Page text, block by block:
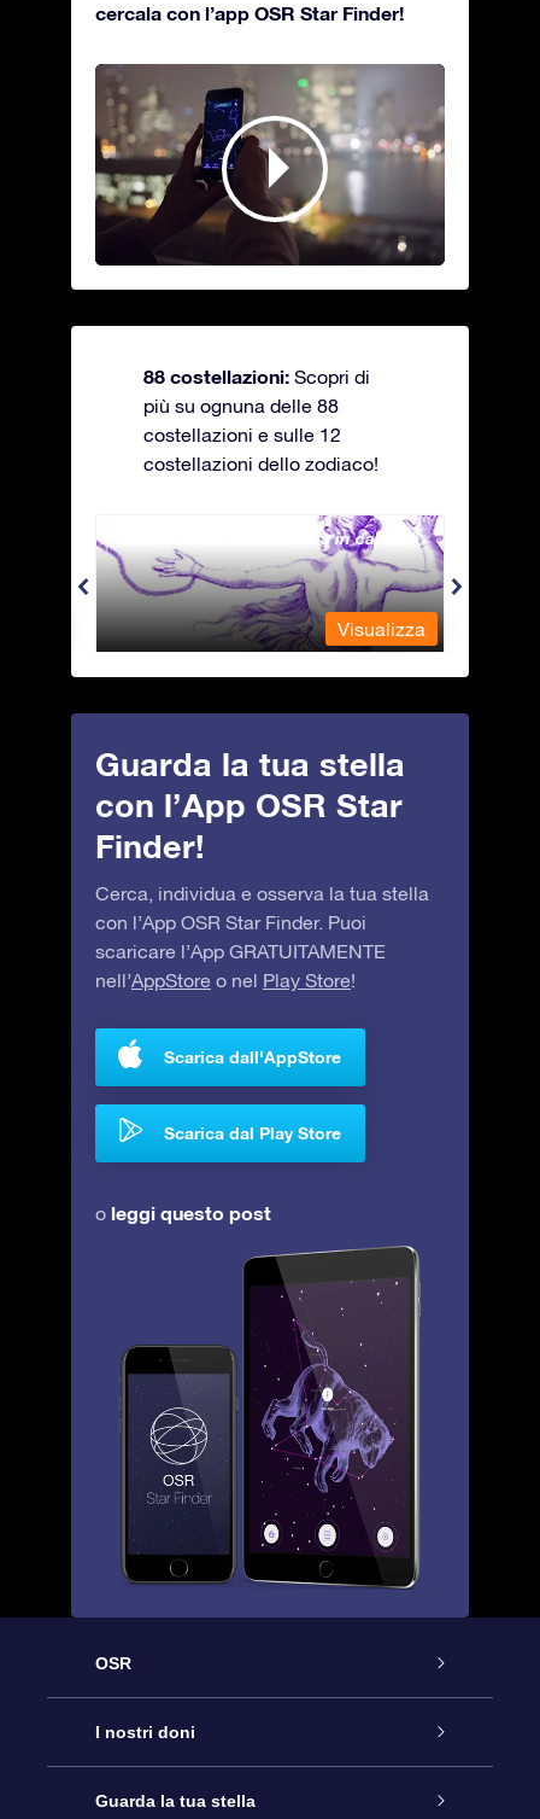
cercala con l’app OSR Star Finder!
88 costellazioni: Scopri di
più su ognuna delle 88
costellazioni e sulle 12
costellazioni dello zodiaco!
Andromeda - La fanciulla in catene
Visualizza
Guarda la tua stella
con l’App OSR Star
Finder!
Cerca, individua e osserva la tua stella
con l’App OSR Star Finder. Puoi
scaricare l’App GRATUITAMENTE
nell’AppStore o nel Play Store!
Scarica dall'AppStore
Scarica dal Play Store
o leggi questo post
OSR
Assistenza
Contattaci
I nostri doni
Online Star Gift
Guarda la tua stella